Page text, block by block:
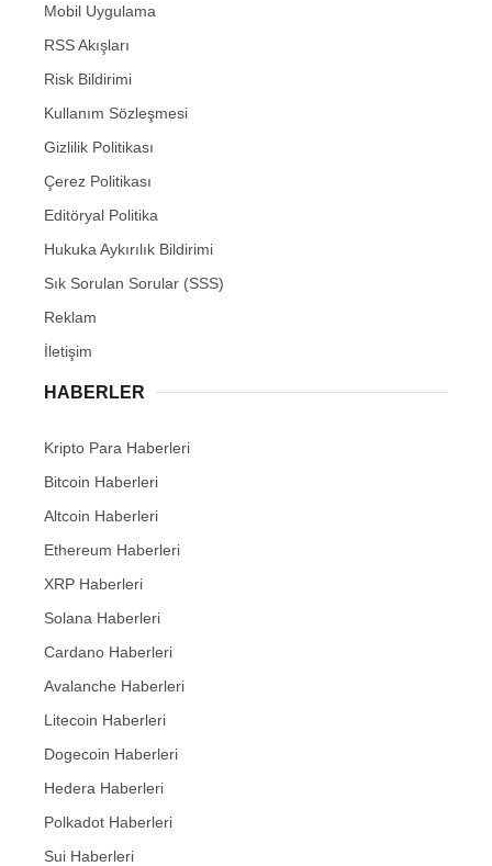
Mobil Uygulama
RSS Akışları
Risk Bildirimi
Kullanım Sözleşmesi
Gizlilik Politikası
Çerez Politikası
Editöryal Politika
Hukuka Aykırılık Bildirimi
Sık Sorulan Sorular (SSS)
Reklam
İletişim
HABERLER
Kripto Para Haberleri
Bitcoin Haberleri
Altcoin Haberleri
Ethereum Haberleri
XRP Haberleri
Solana Haberleri
Cardano Haberleri
Avalanche Haberleri
Litecoin Haberleri
Dogecoin Haberleri
Hedera Haberleri
Polkadot Haberleri
Sui Haberleri